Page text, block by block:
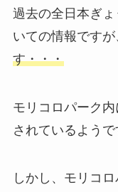
過去の全日本ぎ
いての情報ですが
す・・・
モリコロパーク
されているようで
しかし、モリコ